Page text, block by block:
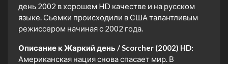
день 2002 в хорошем HD качестве и на русском
языке. Сьемки происходили в США талантливым
режиссером начиная с 2002 года.
Описание к Жаркий день / Scorcher (2002) HD:
Американская нация снова спасает мир. В